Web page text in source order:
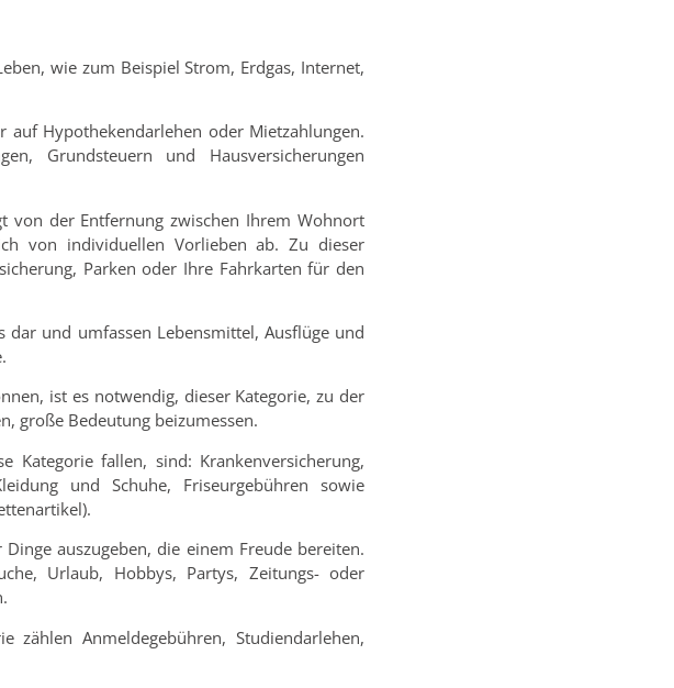
wie zum Beispiel Strom, Erdgas, Internet,
Hypothekendarlehen oder Mietzahlungen.
Grundsteuern und Hausversicherungen
von der Entfernung zwischen Ihrem Wohnort
von individuellen Vorlieben ab. Zu dieser
Parken oder Ihre Fahrkarten für den
dar und umfassen Lebensmittel, Ausflüge und
ist es notwendig, dieser Kategorie, zu der
große Bedeutung beizumessen.
Kategorie fallen, sind: Krankenversicherung,
und Schuhe, Friseurgebühren sowie
auszugeben, die einem Freude bereiten.
Urlaub, Hobbys, Partys, Zeitungs- oder
Anmeldegebühren, Studiendarlehen,